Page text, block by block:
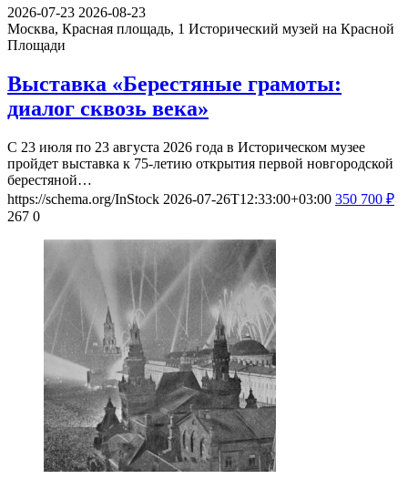
2026-07-23 2026-08-23
Москва, Красная площадь, 1 Исторический музей на Красной
Площади
Выставка «Берестяные грамоты:
диалог сквозь века»
С 23 июля по 23 августа 2026 года в Историческом музее
пройдет выставка к 75-летию открытия первой новгородской
берестяной…
https://schema.org/InStock 2026-07-26T12:33:00+03:00 350 700 ₽
267 0